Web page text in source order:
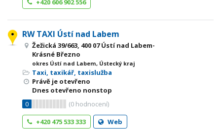
+420 606 902 556
RW TAXI Ústí nad Labem
Žežická 39/663, 400 07 Ústí nad Labem-
Krásné Březno
okres Ústí nad Labem, Ústecký kraj
Taxi, taxikář, taxislužba
Právě je otevřeno
Dnes otevřeno nonstop
0
(0 hodnocení)
+420 475 533 333
Web